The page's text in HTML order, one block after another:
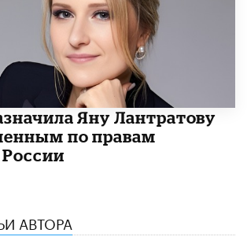
Яну Лантратову
по правам
России
АВТОРА